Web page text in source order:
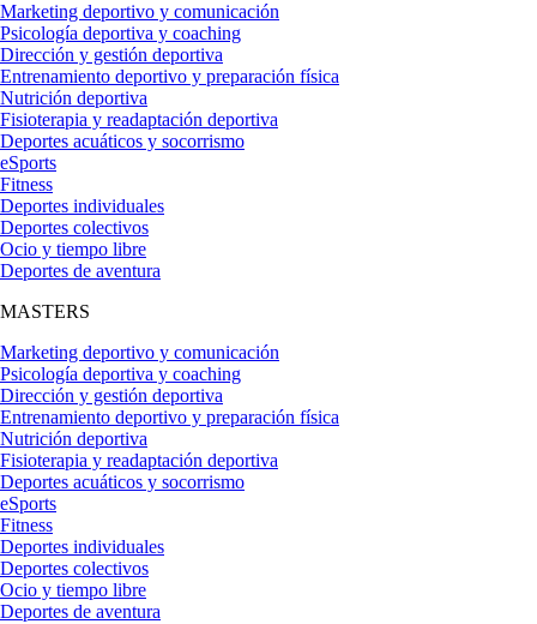
Marketing deportivo y comunicación
Psicología deportiva y coaching
Dirección y gestión deportiva
Entrenamiento deportivo y preparación física
Nutrición deportiva
Fisioterapia y readaptación deportiva
Deportes acuáticos y socorrismo
eSports
Fitness
Deportes individuales
Deportes colectivos
Ocio y tiempo libre
Deportes de aventura
MASTERS
Marketing deportivo y comunicación
Psicología deportiva y coaching
Dirección y gestión deportiva
Entrenamiento deportivo y preparación física
Nutrición deportiva
Fisioterapia y readaptación deportiva
Deportes acuáticos y socorrismo
eSports
Fitness
Deportes individuales
Deportes colectivos
Ocio y tiempo libre
Deportes de aventura